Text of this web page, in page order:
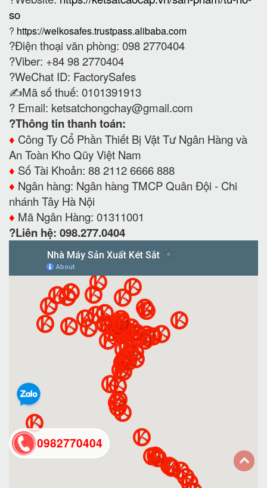
so
? https://welkosafes.trustpass.alibaba.com
?Điện thoại văn phòng: 098 2770404
?Viber: +84 98 2770404
?WeChat ID: FactorySafes
✍️Mã số thuế: 0101391913
? Email: ketsatchongchay@gmail.com
?Thông tin thanh toán:
♦️ Công Ty Cổ Phần Thiết Bị Vật Tư Ngân Hàng và
An Toàn Kho Qũy Việt Nam
♦️ Số Tài Khoản: 88 2112 6666 888
♦️ Ngân hàng: Ngân hàng TMCP Quân Đội - Chi
nhánh Tây Hà Nội
♦️ Mã Ngân Hàng: 01311001
?Liên hệ: 098.277.0404
0982770404